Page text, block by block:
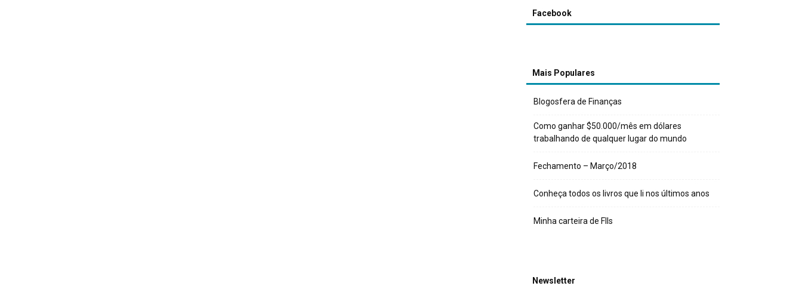
Facebook
Mais Populares
Blogosfera de Finanças
Como ganhar $50.000/mês em dólares
trabalhando de qualquer lugar do mundo
Fechamento – Março/2018
Conheça todos os livros que li nos últimos anos
Minha carteira de FIIs
Newsletter